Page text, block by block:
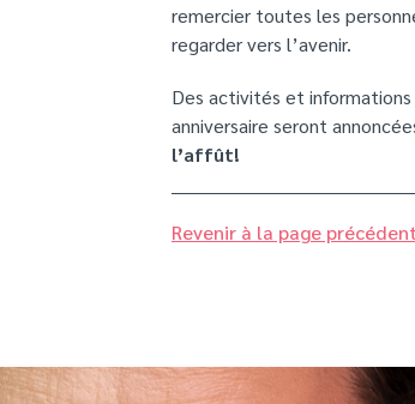
remercier toutes les
regarder vers l’avenir.
Des activités et
anniversaire seront
l’affût!
Revenir à la page